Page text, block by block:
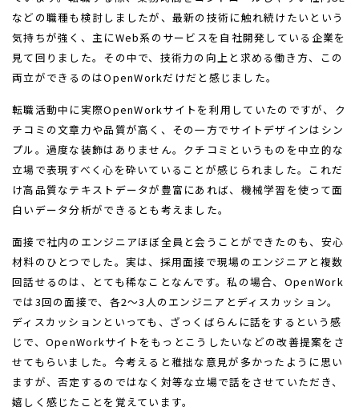
などの職種も検討しましたが、最新の技術に触れ続けたいという
気持ちが強く、主にWeb系のサービスを自社開発している企業を
見て回りました。その中で、技術力の向上と求める働き方、この
両立ができるのはOpenWorkだけだと感じました。
転職活動中に実際OpenWorkサイトを利用していたのですが、ク
チコミの文章力や品質が高く、その一方でサイトデザインはシン
プル。過度な装飾はありません。クチコミというものを中立的な
立場で表現すべく心を砕いていることが感じられました。これだ
け高品質なテキストデータが豊富にあれば、機械学習を使って面
白いデータ分析ができるとも考えました。
面接で社内のエンジニアほぼ全員と会うことができたのも、安心
材料のひとつでした。実は、採用面接で現場のエンジニアと複数
回話せるのは、とても稀なことなんです。私の場合、OpenWork
では3回の面接で、各2～3人のエンジニアとディスカッション。
ディスカッションといっても、ざっくばらんに話をするという感
じで、OpenWorkサイトをもっとこうしたいなどの改善提案をさ
せてもらいました。今考えると稚拙な意見が多かったように思い
ますが、否定するのではなく対等な立場で話をさせていただき、
嬉しく感じたことを覚えています。